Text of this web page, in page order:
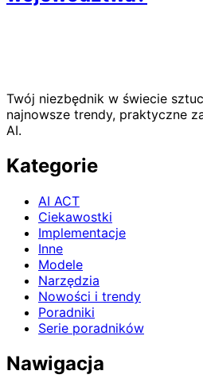
Twój niezbędnik w świecie
najnowsze trendy, praktyczne
AI.
Kategorie
AI ACT
Ciekawostki
Implementacje
Inne
Modele
Narzędzia
Nowości i trendy
Poradniki
Serie poradników
Nawigacja